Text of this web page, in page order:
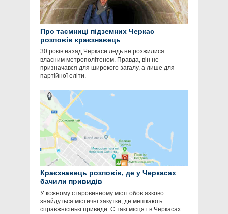
Про таємниці підземних Черкас
розповів краєзнавець
30 років назад Черкаси ледь не розжилися
власним метрополітеном. Правда, він не
призначався для широкого загалу, а лише для
партійної еліти.
Краєзнавець розповів, де у Черкасах
бачили привидів
У кожному старовинному місті обов’язково
знайдуться містичні закутки, де мешкають
справжнісінькі привиди. Є такі місця і в Черкасах